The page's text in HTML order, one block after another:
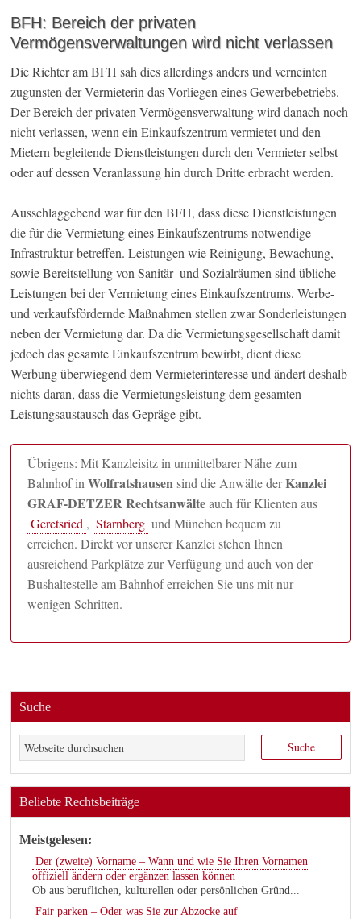
BFH: Bereich der privaten
Vermögensverwaltungen wird nicht verlassen
Die Richter am BFH sah dies allerdings anders und verneinten
zugunsten der Vermieterin das Vorliegen eines Gewerbebetriebs.
Der Bereich der privaten Vermögensverwaltung wird danach noch
nicht verlassen, wenn ein Einkaufszentrum vermietet und den
Mietern begleitende Dienstleistungen durch den Vermieter selbst
oder auf dessen Veranlassung hin durch Dritte erbracht werden.
Ausschlaggebend war für den BFH, dass diese Dienstleistungen
die für die Vermietung eines Einkaufszentrums notwendige
Infrastruktur betreffen. Leistungen wie Reinigung, Bewachung,
sowie Bereitstellung von Sanitär- und Sozialräumen sind übliche
Leistungen bei der Vermietung eines Einkaufszentrums. Werbe-
und verkaufsfördernde Maßnahmen stellen zwar Sonderleistungen
neben der Vermietung dar. Da die Vermietungsgesellschaft damit
jedoch das gesamte Einkaufszentrum bewirbt, dient diese
Werbung überwiegend dem Vermieterinteresse und ändert deshalb
nichts daran, dass die Vermietungsleistung dem gesamten
Leistungsaustausch das Gepräge gibt.
Übrigens: Mit Kanzleisitz in unmittelbarer Nähe zum
Bahnhof inWolfratshausensind die Anwälte derKanzlei
GRAF-DETZER Rechtsanwälteauch für Klienten aus
Geretsried , Starnberg und München bequem zu
erreichen. Direkt vor unserer Kanzlei stehen Ihnen
ausreichend Parkplätze zur Verfügung und auch von der
Bushaltestelle am Bahnhof erreichen Sie uns mit nur
wenigen Schritten.
Suche
Beliebte Rechtsbeiträge
Meistgelesen:
Der (zweite) Vorname – Wann und wie Sie Ihren Vornamen
offiziell ändern oder ergänzen lassen können
Ob aus beruflichen, kulturellen oder persönlichen Gründ...
Fair parken – Oder was Sie zur Abzocke auf